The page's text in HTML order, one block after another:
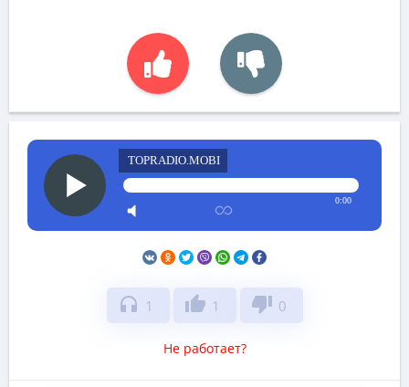
TOPRADIO.MOBI
0:00
headphones 1 thumb_up 1 thumb_down 0
Не работает?